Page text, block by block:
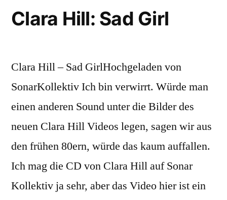
Clara Hill: Sad Girl
Clara Hill – Sad GirlHochgeladen von
SonarKollektiv Ich bin verwirrt. Würde man
einen anderen Sound unter die Bilder des
neuen Clara Hill Videos legen, sagen wir aus
den frühen 80ern, würde das kaum auffallen.
Ich mag die CD von Clara Hill auf Sonar
Kollektiv ja sehr, aber das Video hier ist ein